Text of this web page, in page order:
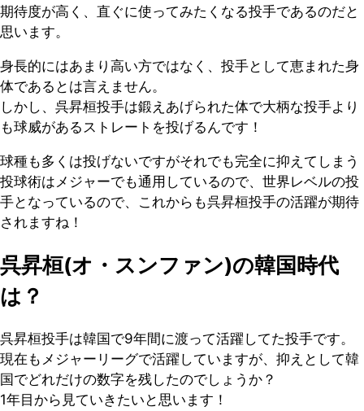
期待度が高く、直ぐに使ってみたくなる投手であるのだと
思います。
身長的にはあまり高い方ではなく、投手として恵まれた身
体であるとは言えません。
しかし、呉昇桓投手は鍛えあげられた体で大柄な投手より
も球威があるストレートを投げるんです！
球種も多くは投げないですがそれでも完全に抑えてしまう
投球術はメジャーでも通用しているので、世界レベルの投
手となっているので、これからも呉昇桓投手の活躍が期待
されますね！
呉昇桓(オ・スンファン)の韓国時代
は？
呉昇桓投手は韓国で9年間に渡って活躍してた投手です。
現在もメジャーリーグで活躍していますが、抑えとして韓
国でどれだけの数字を残したのでしょうか？
1年目から見ていきたいと思います！